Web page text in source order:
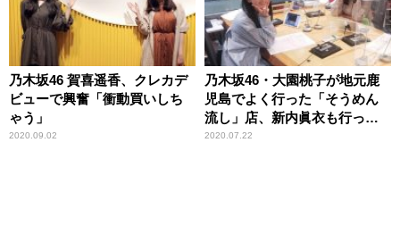
乃木坂46 賀喜遥香、クレカデ
ビューで興奮「衝動買いしち
ゃう」
2020.09.02
乃木坂46・大園桃子が地元鹿
児島でよく行った「そうめん
流し」店、新内眞衣も行って
いた可能性浮上で「それだっ
2020.07.22